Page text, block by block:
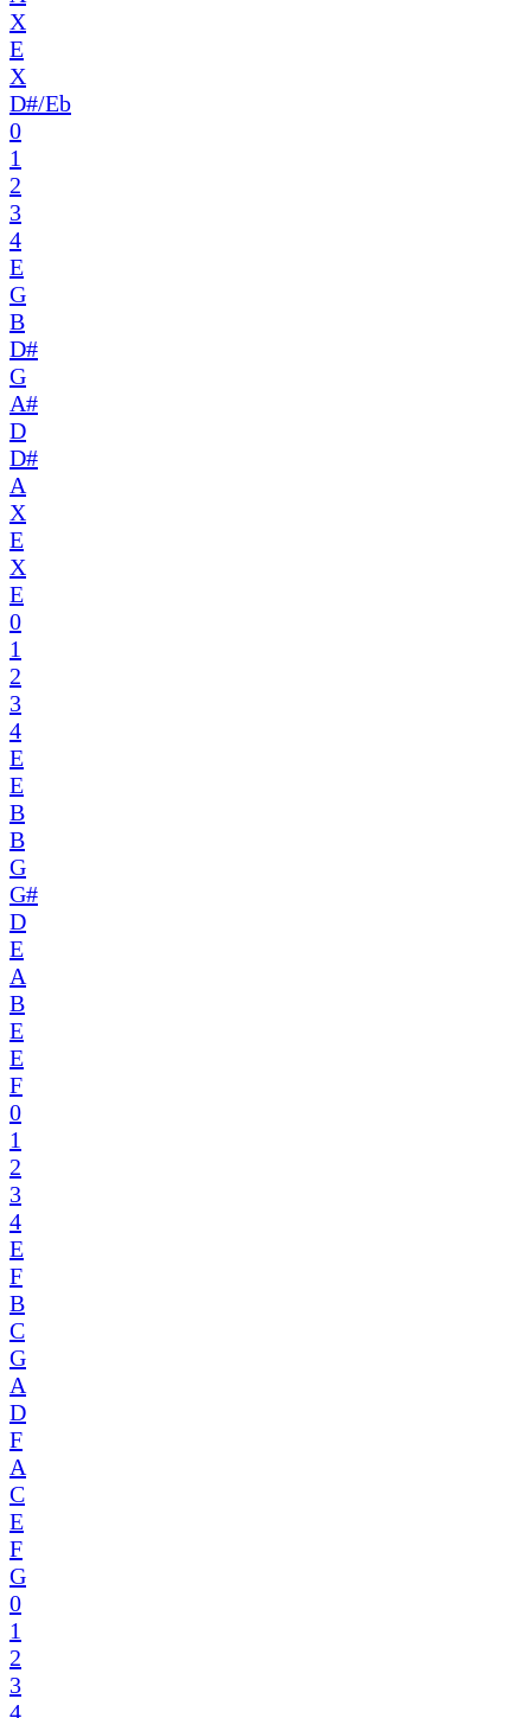
X
E
X
D#/Eb
0
1
2
3
4
E
G
B
D#
G
A#
D
D#
A
X
E
X
E
0
1
2
3
4
E
E
B
B
G
G#
D
E
A
B
E
E
F
0
1
2
3
4
E
F
B
C
G
A
D
F
A
C
E
F
G
0
1
2
3
4